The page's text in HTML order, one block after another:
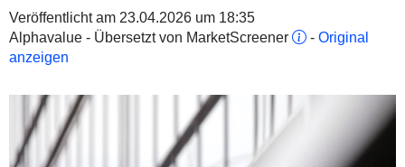
Veröffentlicht am 23.04.2026 um 18:35
Alphavalue - Übersetzt von MarketScreener
- Original
anzeigen